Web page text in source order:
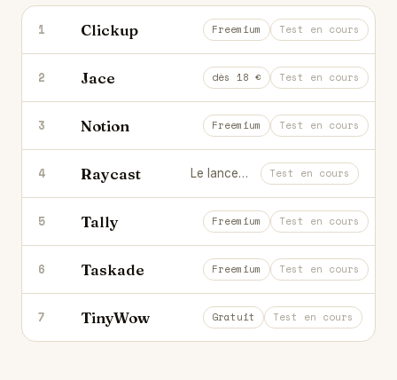
1 Clickup Gère tâches, docs, objectifs et
Freemium Test en cours
2 Jace Ton assistant email IA qui rédige,
dès 18 € Test en cours
3 Notion Notes, docs, projets et IA dans un
Freemium Test en cours
4 Raycast Le lanceur d'applications surpuissant pour Mac. Test en cours
5 Tally Crée des formulaires élégants,
Freemium Test en cours
6 Taskade Espace de travail IA-natif :
Freemium Test en cours
7 TinyWow Des dizaines d'outils gratuits pour
Gratuit Test en cours